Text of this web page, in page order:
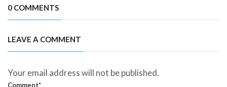
0 COMMENTS
LEAVE A COMMENT
Your email address will not be published.
Comment*